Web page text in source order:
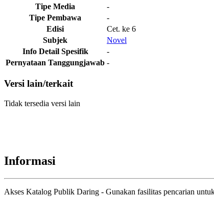
Tipe Media
-
Tipe Pembawa
-
Edisi
Cet. ke 6
Subjek
Novel
Info Detail Spesifik
-
Pernyataan Tanggungjawab -
Versi lain/terkait
Tidak tersedia versi lain
Informasi
Akses Katalog Publik Daring - Gunakan fasilitas pencarian